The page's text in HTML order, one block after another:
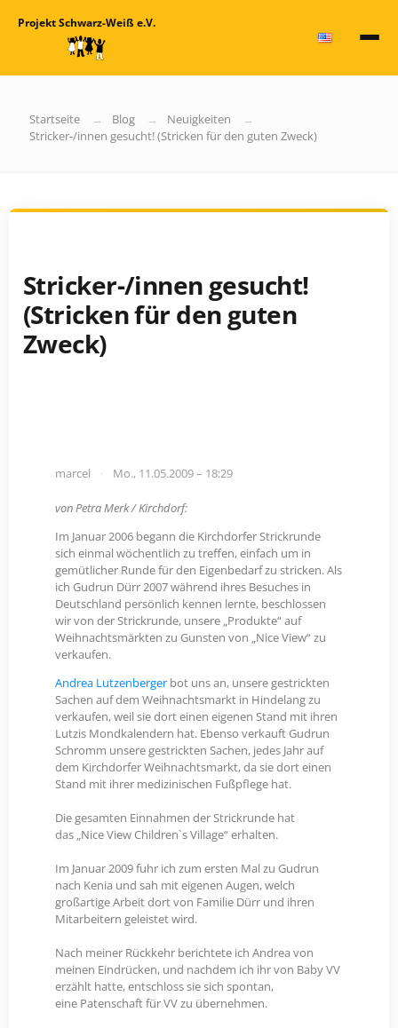
Projekt Schwarz-Weiß e.V.
Startseite Blog
Neuigkeiten
Stricker-/innen gesucht! (Stricken für den guten Zweck)
Stricker-/innen gesucht!
(Stricken für den guten
Zweck)
marcel Mo., 11.05.2009 – 18:29
von Petra Merk / Kirchdorf:
Im Januar 2006 begann die Kirchdorfer Strickrunde
sich einmal wöchentlich zu treffen, einfach um in
gemütlicher Runde für den Eigenbedarf zu stricken. Als
ich Gudrun Dürr 2007 während ihres Besuches in
Deutschland persönlich kennen lernte, beschlossen
wir von der Strickrunde, unsere „Produkte“ auf
Weihnachtsmärkten zu Gunsten von „Nice View“ zu
verkaufen.
Andrea Lutzenberger bot uns an, unsere gestrickten
Sachen auf dem Weihnachtsmarkt in Hindelang zu
verkaufen, weil sie dort einen eigenen Stand mit ihren
Lutzis Mondkalendern hat. Ebenso verkauft Gudrun
Schromm unsere gestrickten Sachen, jedes Jahr auf
dem Kirchdorfer Weihnachtsmarkt, da sie dort einen
Stand mit ihrer medizinischen Fußpflege hat.
Die gesamten Einnahmen der Strickrunde hat
das „Nice View Children`s Village“ erhalten.
Im Januar 2009 fuhr ich zum ersten Mal zu Gudrun
nach Kenia und sah mit eigenen Augen, welch
großartige Arbeit dort von Familie Dürr und ihren
Mitarbeitern geleistet wird.
Nach meiner Rückkehr berichtete ich Andrea von
meinen Eindrücken, und nachdem ich ihr von Baby VV
erzählt hatte, entschloss sie sich spontan,
eine Patenschaft für VV zu übernehmen.